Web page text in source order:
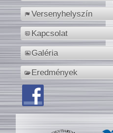
Versenyhelyszín
Kapcsolat
Galéria
Eredmények